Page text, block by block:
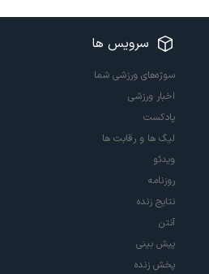
سرویس ها
سوژه‌های ورزشی شما
اخبار ورزشی
پادکست
لیگ ها و رقابت ها
ویدئو
روزنامه
نتایج زنده
آنتن
پیش بینی
پخش زنده